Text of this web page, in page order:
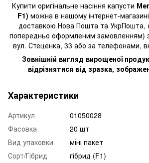
Купити оригінальне насіння капусти
F1) можна в нашому інтернет-
доставкою Нова Пошта та УкрПошта,
попередньо оформленим замовленням)
вул. Стеценка, 33 або за телефонами,
Зовнішній вигляд вирощеної
відрізнятися від зразка,
Характеристики
Артикул
01050028
Фасовка
20 шт
Вид упаковки
міні пакет
Сорт/Гібрид
гібрид (F1)